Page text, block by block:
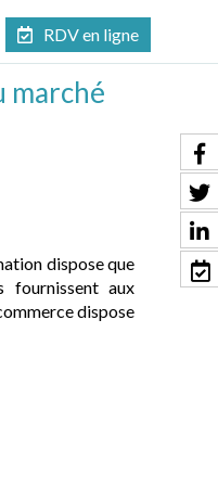
RDV en ligne
marché
dispose que
fournissent aux
dispose